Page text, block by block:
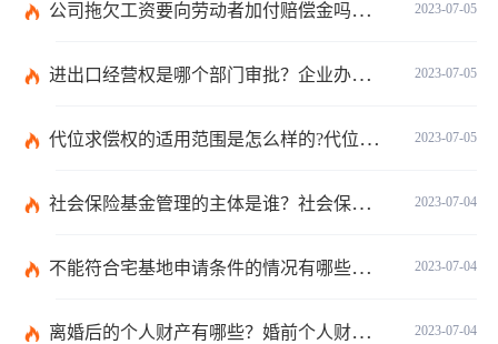
2023-07-05
公司拖欠工资要向劳动者加付赔偿金吗？拖欠工资仲裁时效期间是如何规定的？
2023-07-05
进出口经营权是哪个部门审批？企业办理进出口权的流程是怎么样的？ 世界速讯
2023-07-05
代位求偿权的适用范围是怎么样的?代位求偿权的行使条件是什么？-独家
2023-07-04
社会保险基金管理的主体是谁？社会保险基金投资运营的管理有几方面？
2023-07-04
不能符合宅基地申请条件的情况有哪些？申请宅基地需要哪些材料？
2023-07-04
离婚后的个人财产有哪些？婚前个人财产要怎么证明？